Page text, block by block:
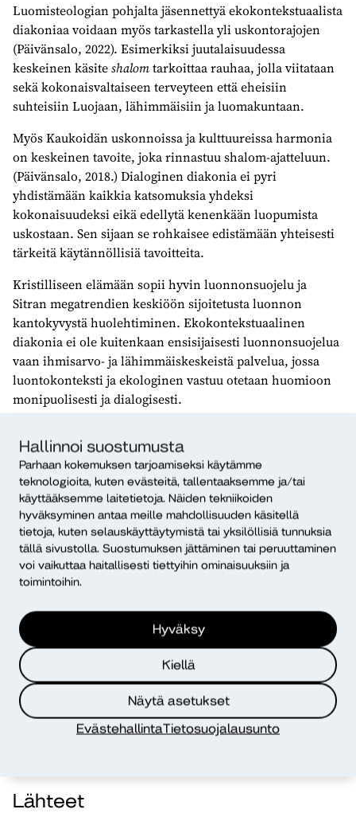
Hallinnoi suostumusta
Parhaan kokemuksen tarjoamiseksi käytämme
teknologioita, kuten evästeitä, tallentaaksemme ja/tai
käyttääksemme laitetietoja. Näiden tekniikoiden
hyväksyminen antaa meille mahdollisuuden käsitellä
tietoja, kuten selauskäyttäytymistä tai yksilöllisiä tunnuksia
tällä sivustolla. Suostumuksen jättäminen tai peruuttaminen
voi vaikuttaa haitallisesti tiettyihin ominaisuuksiin ja
toimintoihin.
Hyväksy
Kiellä
Näytä asetukset
EvästehallintaTietosuojalausunto
Luomisteologian pohjalta jäsennettyä ekokontekstuaalista
diakoniaa voidaan myös tarkastella yli uskontorajojen
(Päivänsalo, 2022). Esimerkiksi juutalaisuudessa
keskeinen käsiteshalomtarkoittaa rauhaa, jolla viitataan
sekä kokonaisvaltaiseen terveyteen että eheisiin
suhteisiin Luojaan, lähimmäisiin ja luomakuntaan.
Myös Kaukoidän uskonnoissa ja kulttuureissa harmonia
on keskeinen tavoite, joka rinnastuu shalom-ajatteluun.
(Päivänsalo, 2018.) Dialoginen diakonia ei pyri
yhdistämään kaikkia katsomuksia yhdeksi
kokonaisuudeksi eikä edellytä kenenkään luopumista
uskostaan. Sen sijaan se rohkaisee edistämään yhteisesti
tärkeitä käytännöllisiä tavoitteita.
Kristilliseen elämään sopii hyvin luonnonsuojelu ja
Sitran megatrendien keskiöön sijoitetusta luonnon
kantokyvystä huolehtiminen. Ekokontekstuaalinen
diakonia ei ole kuitenkaan ensisijaisesti luonnonsuojelua
vaan ihmisarvo- ja lähimmäiskeskeistä palvelua, jossa
luontokonteksti ja ekologinen vastuu otetaan huomioon
monipuolisesti ja dialogisesti.
Dialogisuus kristillisen perinteen
sisällä
Kristinuskon piirissä diakonian dialogisuutta tarvitaan
erityisesti ekoekumenian kehittämiseen.
Ekoekumeniassa keskiössä on kristillinen ekoteologia.
Toisaalta kristillisten yhteisöjen on tärkeää keskustella
ekologisesta kestävyydestä myös uskonnollisesti
voivat olla esimerkiksiYK:n kestävän kehityksen
tavoitteet
Sitran megatrendit.
Laajemman ja syvällisemmän diakonia- ja
ympäristödialogin kannalta on välttämätöntä ymmärtää
myös nykykäsitysten juutalaiskristillisiä juuria ja suhdetta
eri uskontoihin. Ellemme tunne juuriamme, tuskin
onnistumme myöskään rakentamaan tulevaisuuden
Lähteet